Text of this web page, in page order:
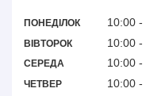
ПОНЕДІЛОК 10:00
ВІВТОРОК 10:00
СЕРЕДА 10:00
ЧЕТВЕР 10:00